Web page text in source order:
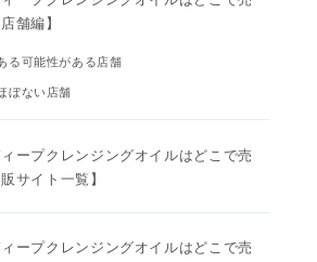
舗編】
る可能性がある店舗
ぼない店舗
ープクレンジングオイルはどこで売
サイト一覧】
ープクレンジングオイルはどこで売